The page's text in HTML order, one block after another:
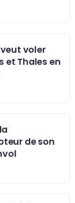
veut voler
et Thales en
de son